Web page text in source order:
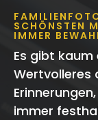
SCHÖNSTEN
IMMER
Es gibt
Wertvolleres
immer